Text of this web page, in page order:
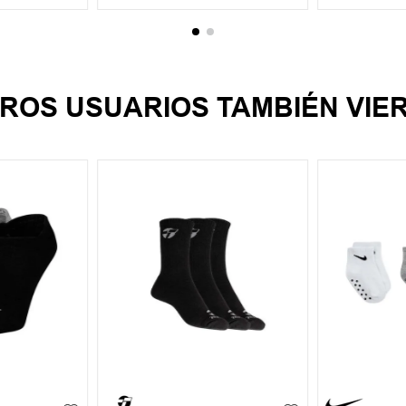
USUARIOS TAMBIÉN